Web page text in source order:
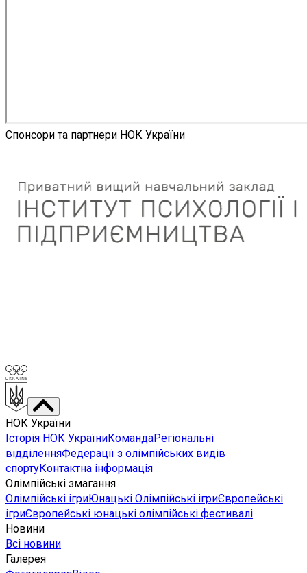
Спонсори та партнери НОК України
НОК України
Історія НОК УкраїниКомандаРегіональні
відділенняФедерації з олімпійських видів
спортуКонтактна інформація
Олімпійські змагання
Олімпійські ігриЮнацькі Олімпійські ігриЄвропейські
ігриЄвропейські юнацькі олімпійські фестивалі
Новини
Всі новини
Галерея